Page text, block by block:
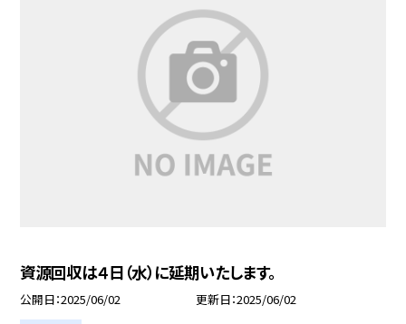
資源回収は４日（水）に延期いたします。
公開日 2025/06/02 更新日 2025/06/02